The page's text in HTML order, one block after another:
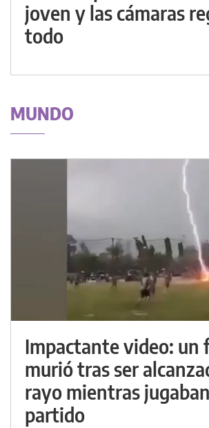
joven y las cámaras
todo
MUNDO
Impactante video: un
murió tras ser
rayo mientras
partido